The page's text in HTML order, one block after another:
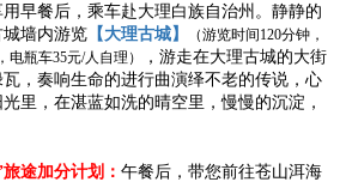
早餐后，乘车赴大理白族自治州。静静的
墙内游览 【大理古城】 （游览时间120分钟，
瓶车35元/人自理）
，游走在大理古城的大街
，奏响生命的进行曲演绎不老的传说，心
里，在湛蓝如洗的晴空里，慢慢的沉淀，
途加分计划： 午餐后，带您前往苍山洱海